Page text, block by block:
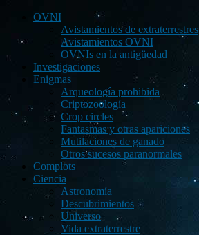
OVNI
Avistamientos de extraterrestres
Avistamientos OVNI
OVNIs en la antigüedad
Investigaciones
Enigmas
Arqueología prohibida
Criptozoología
Crop circles
Fantasmas y otras apariciones
Mutilaciones de ganado
Otros sucesos paranormales
Complots
Ciencia
Astronomía
Descubrimientos
Universo
Vida extraterrestre